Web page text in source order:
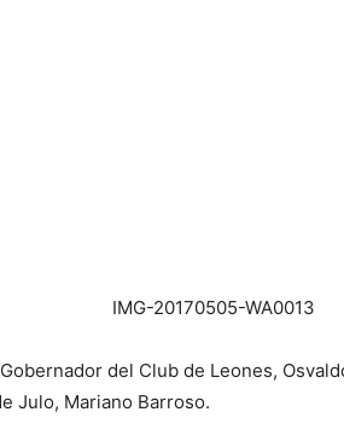
del Club de Leones,
Julo, Mariano Barroso.